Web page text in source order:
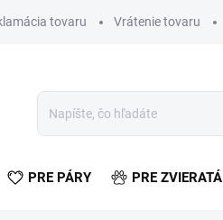
tovaru Vrátenie tovaru
PRE PÁRY PRE ZVIERATÁ